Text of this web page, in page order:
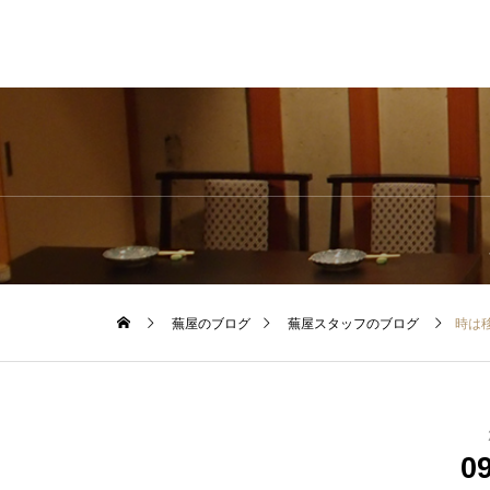
蕪屋のブログ 蕪屋スタッフのブログ 時は